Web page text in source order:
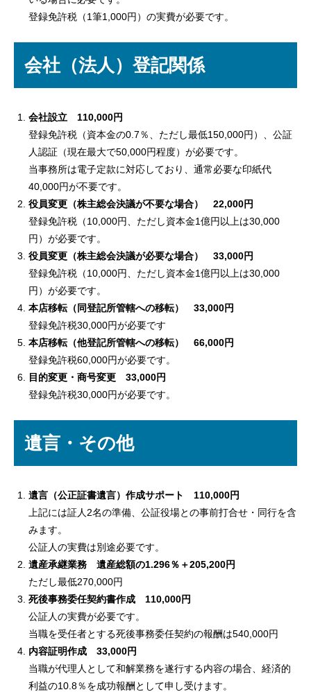
登録免許税（1筆1,000円）の実費が必要です。
会社（法人）登記関係
会社設立 110,000円
登録免許税（資本金の0.7％、ただし最低150,000円）、公証
人認証（現在最大で50,000円程度）が必要です。
当事務所は電子定款に対応しており、通常必要な印紙代
40,000円が不要です。
役員変更（株主総会決議が不要な場合） 22,000円
登録免許税（10,000円、ただし資本金1億円以上は30,000
円）が必要です。
役員変更（株主総会決議が必要な場合） 33,000円
登録免許税（10,000円、ただし資本金1億円以上は30,000
円）が必要です。
本店移転（同登記所管轄への移転） 33,000円
登録免許税30,000円が必要です
本店移転（他登記所管轄への移転） 66,000円
登録免許税60,000円が必要です。
目的変更・商号変更 33,000円
登録免許税30,000円が必要です。
遺言・その他
遺言（公正証書遺言）作成サポート 110,000円
上記には証人2名の準備、公証役場との事前打合せ・同行を含
みます。
公証人の実費は別途必要です。
遺産承継業務 遺産総額の1.296％＋205,200円
ただし最低270,000円
死後事務委任契約書作成 110,000円
公証人の実費が必要です。
当職を受任者とする死後事務委任契約の報酬は540,000円
内容証明作成 33,000円
当職が代理人として和解業務を遂行する内容の場合、経済的
利益の10.8％を成功報酬として申し受けます。